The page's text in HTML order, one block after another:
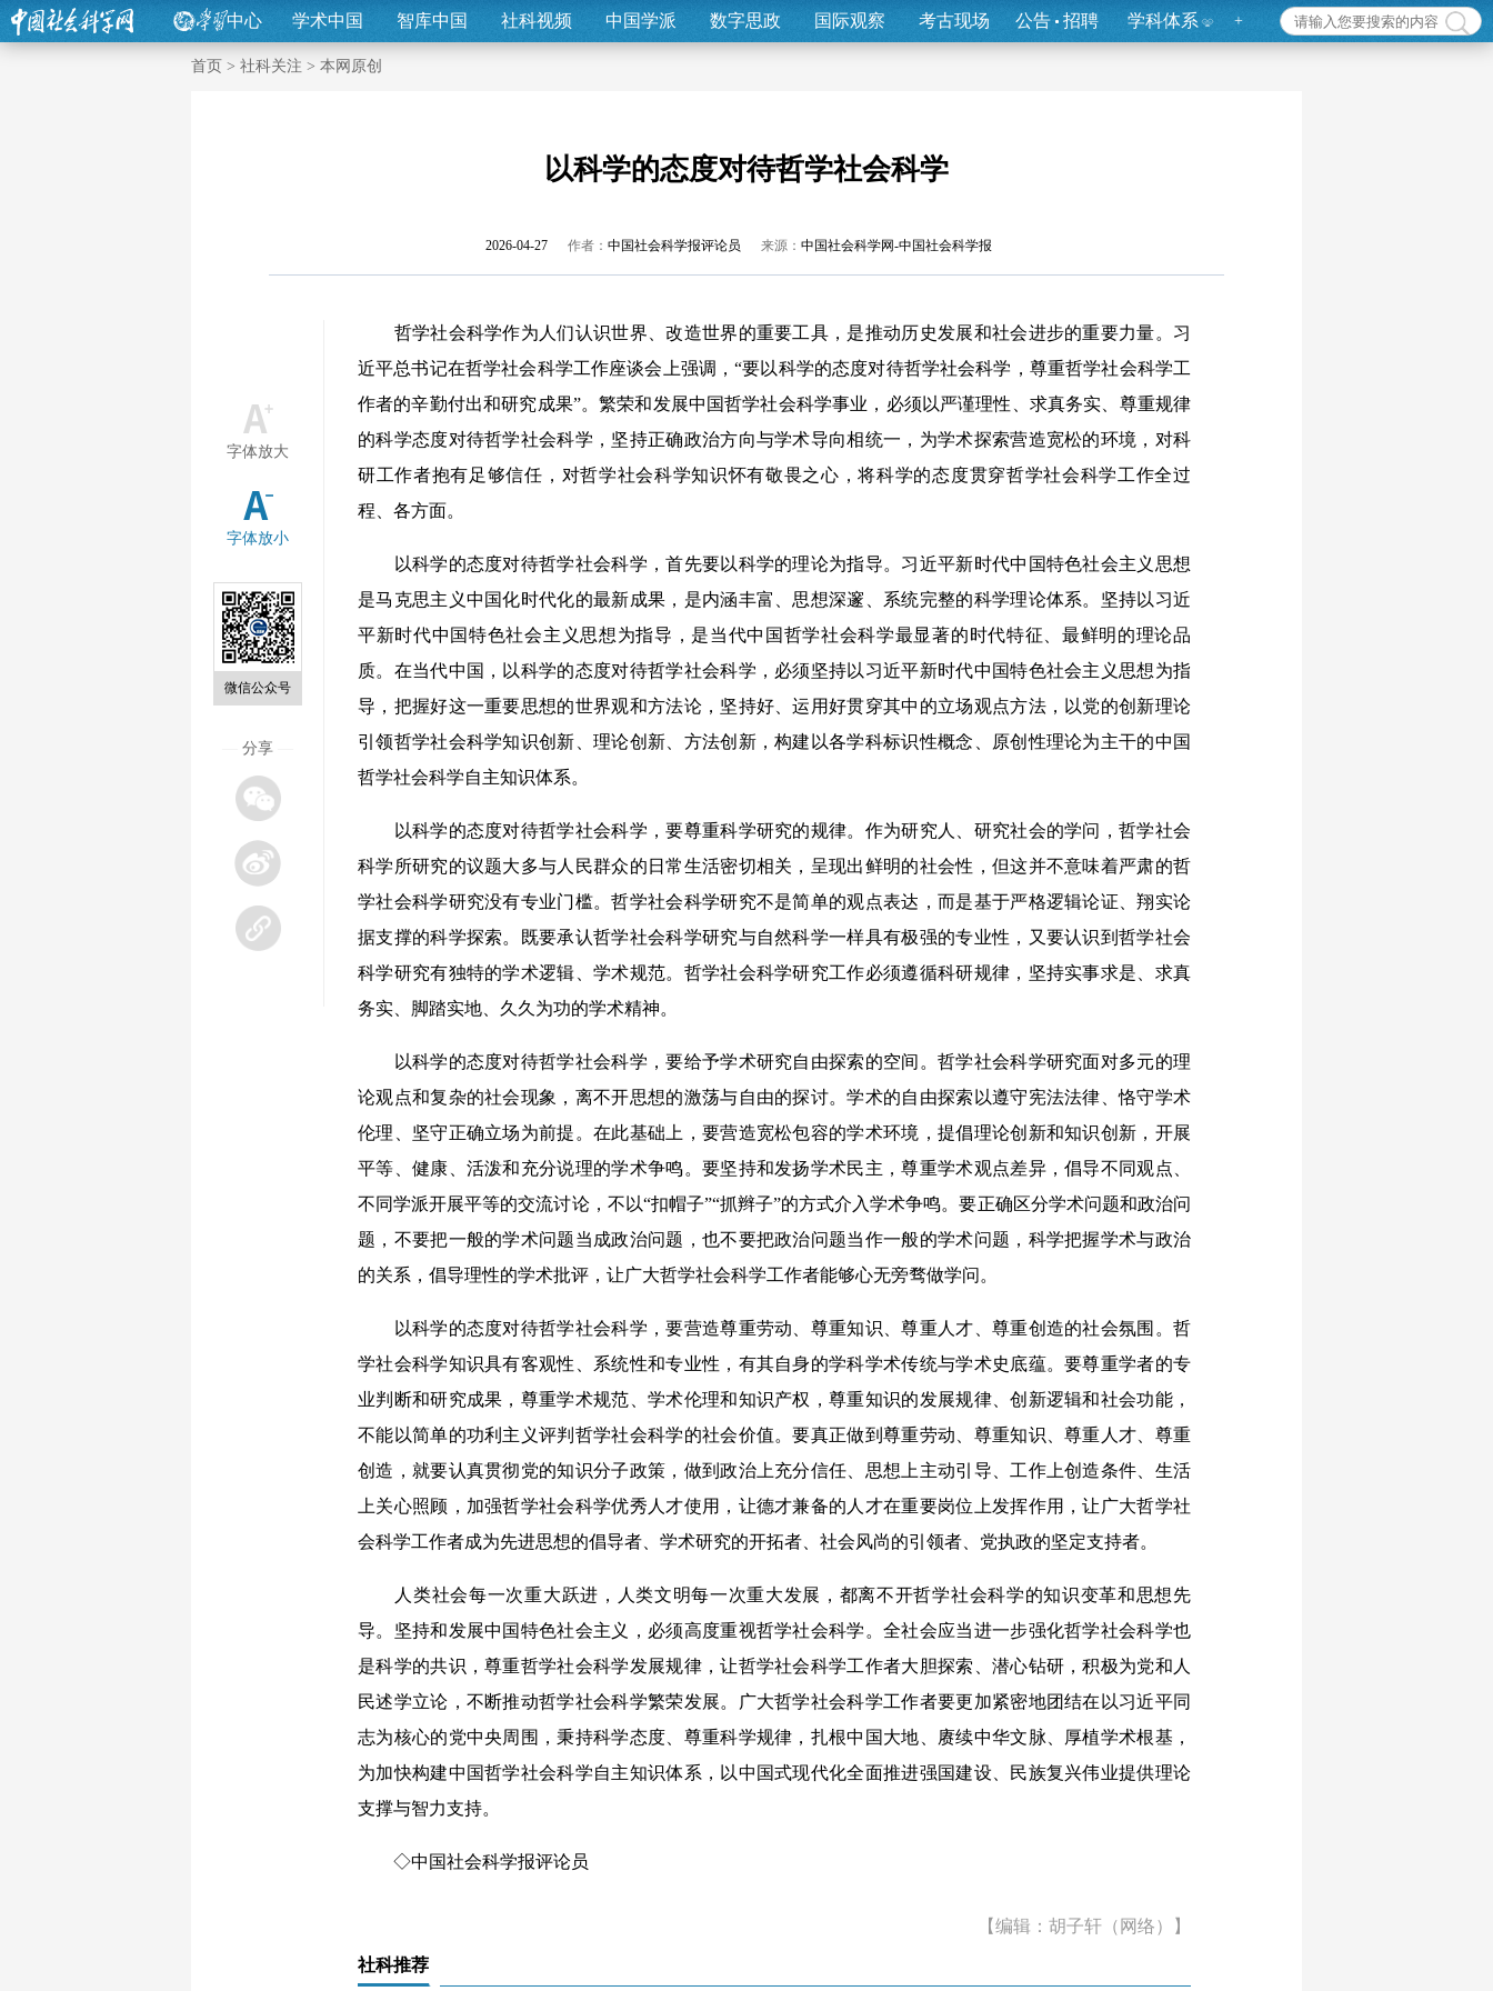
中心 学术中国 智库中国 社科视频 中国学派 数字思政 国际观察 考古现场 公告 招聘 学科体系 +
首页 > 社科关注 > 本网原创
以科学的态度对待哲学社会科学
2026-04-27 作者： 中国社会科学报评论员 来源： 中国社会科学网-中国社会科学报
字体放大
字体放小
微信公众号
分享
哲学社会科学作为人们认识世界、改造世界的重要工具，是推动历史发展和社会进步的重要力量。习
近平总书记在哲学社会科学工作座谈会上强调，“要以科学的态度对待哲学社会科学，尊重哲学社会科学工
作者的辛勤付出和研究成果”。繁荣和发展中国哲学社会科学事业，必须以严谨理性、求真务实、尊重规律
的科学态度对待哲学社会科学，坚持正确政治方向与学术导向相统一，为学术探索营造宽松的环境，对科
研工作者抱有足够信任，对哲学社会科学知识怀有敬畏之心，将科学的态度贯穿哲学社会科学工作全过
程、各方面。
以科学的态度对待哲学社会科学，首先要以科学的理论为指导。习近平新时代中国特色社会主义思想
是马克思主义中国化时代化的最新成果，是内涵丰富、思想深邃、系统完整的科学理论体系。坚持以习近
平新时代中国特色社会主义思想为指导，是当代中国哲学社会科学最显著的时代特征、最鲜明的理论品
质。在当代中国，以科学的态度对待哲学社会科学，必须坚持以习近平新时代中国特色社会主义思想为指
导，把握好这一重要思想的世界观和方法论，坚持好、运用好贯穿其中的立场观点方法，以党的创新理论
引领哲学社会科学知识创新、理论创新、方法创新，构建以各学科标识性概念、原创性理论为主干的中国
哲学社会科学自主知识体系。
以科学的态度对待哲学社会科学，要尊重科学研究的规律。作为研究人、研究社会的学问，哲学社会
科学所研究的议题大多与人民群众的日常生活密切相关，呈现出鲜明的社会性，但这并不意味着严肃的哲
学社会科学研究没有专业门槛。哲学社会科学研究不是简单的观点表达，而是基于严格逻辑论证、翔实论
据支撑的科学探索。既要承认哲学社会科学研究与自然科学一样具有极强的专业性，又要认识到哲学社会
科学研究有独特的学术逻辑、学术规范。哲学社会科学研究工作必须遵循科研规律，坚持实事求是、求真
务实、脚踏实地、久久为功的学术精神。
以科学的态度对待哲学社会科学，要给予学术研究自由探索的空间。哲学社会科学研究面对多元的理
论观点和复杂的社会现象，离不开思想的激荡与自由的探讨。学术的自由探索以遵守宪法法律、恪守学术
伦理、坚守正确立场为前提。在此基础上，要营造宽松包容的学术环境，提倡理论创新和知识创新，开展
平等、健康、活泼和充分说理的学术争鸣。要坚持和发扬学术民主，尊重学术观点差异，倡导不同观点、
不同学派开展平等的交流讨论，不以“扣帽子”“抓辫子”的方式介入学术争鸣。要正确区分学术问题和政治问
题，不要把一般的学术问题当成政治问题，也不要把政治问题当作一般的学术问题，科学把握学术与政治
的关系，倡导理性的学术批评，让广大哲学社会科学工作者能够心无旁骛做学问。
以科学的态度对待哲学社会科学，要营造尊重劳动、尊重知识、尊重人才、尊重创造的社会氛围。哲
学社会科学知识具有客观性、系统性和专业性，有其自身的学科学术传统与学术史底蕴。要尊重学者的专
业判断和研究成果，尊重学术规范、学术伦理和知识产权，尊重知识的发展规律、创新逻辑和社会功能，
不能以简单的功利主义评判哲学社会科学的社会价值。要真正做到尊重劳动、尊重知识、尊重人才、尊重
创造，就要认真贯彻党的知识分子政策，做到政治上充分信任、思想上主动引导、工作上创造条件、生活
上关心照顾，加强哲学社会科学优秀人才使用，让德才兼备的人才在重要岗位上发挥作用，让广大哲学社
会科学工作者成为先进思想的倡导者、学术研究的开拓者、社会风尚的引领者、党执政的坚定支持者。
人类社会每一次重大跃进，人类文明每一次重大发展，都离不开哲学社会科学的知识变革和思想先
导。坚持和发展中国特色社会主义，必须高度重视哲学社会科学。全社会应当进一步强化哲学社会科学也
是科学的共识，尊重哲学社会科学发展规律，让哲学社会科学工作者大胆探索、潜心钻研，积极为党和人
民述学立论，不断推动哲学社会科学繁荣发展。广大哲学社会科学工作者要更加紧密地团结在以习近平同
志为核心的党中央周围，秉持科学态度、尊重科学规律，扎根中国大地、赓续中华文脉、厚植学术根基，
为加快构建中国哲学社会科学自主知识体系，以中国式现代化全面推进强国建设、民族复兴伟业提供理论
支撑与智力支持。
◇中国社会科学报评论员
【编辑：胡子轩（网络）】
社科推荐